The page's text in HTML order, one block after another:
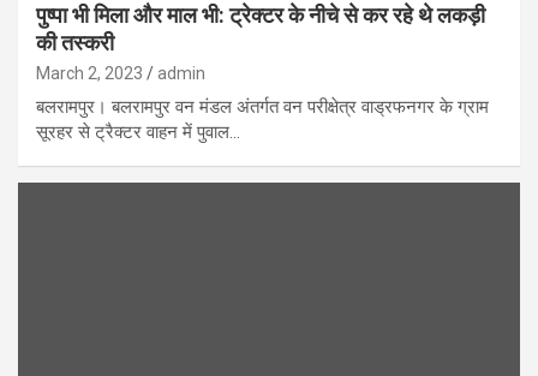
पुष्पा भी मिला और माल भी: ट्रेक्टर के नीचे से कर रहे थे लकड़ी
की तस्करी
March 2, 2023 admin
बलरामपुर। बलरामपुर वन मंडल अंतर्गत वन परीक्षेत्र वाड्रफनगर के ग्राम
सूरहर से ट्रैक्टर वाहन में पुवाल…